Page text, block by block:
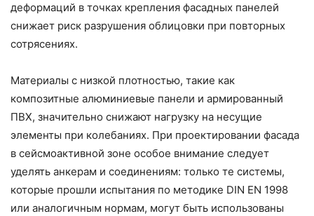
деформаций в точках крепления фасадных панелей
снижает риск разрушения облицовки при повторных
сотрясениях.
Материалы с низкой плотностью, такие как
композитные алюминиевые панели и армированный
ПВХ, значительно снижают нагрузку на несущие
элементы при колебаниях. При проектировании фасада
в сейсмоактивной зоне особое внимание следует
уделять анкерам и соединениям: только те системы,
которые прошли испытания по методике DIN EN 1998
или аналогичным нормам, могут быть использованы